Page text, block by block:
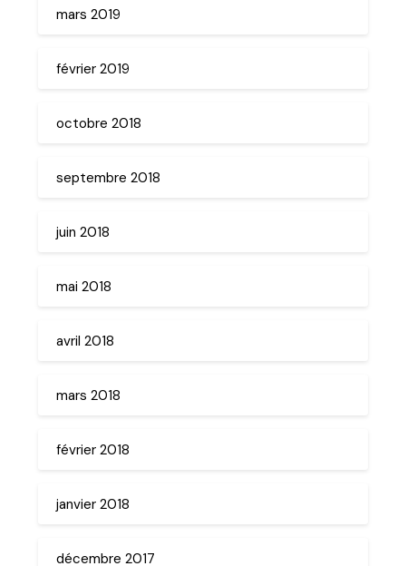
mars 2019
février 2019
octobre 2018
septembre 2018
juin 2018
mai 2018
avril 2018
mars 2018
février 2018
janvier 2018
décembre 2017